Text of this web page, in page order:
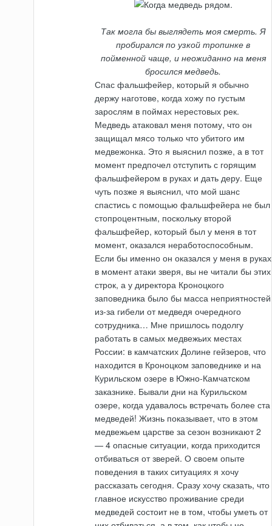
Так могла бы выглядеть моя смерть. Я
пробирался по узкой тропинке в
пойменной чаще, и неожиданно на меня
бросился медведь.
Спас фальшфейер, который я обычно
держу наготове, когда хожу по густым
зарослям в поймах нерестовых рек.
Медведь атаковал меня потому, что он
защищал мясо только что убитого им
медвежонка. Это я выяснил позже, а в тот
момент предпочел отступить с горящим
фальшфейером в руках и дать деру. Еще
чуть позже я выяснил, что мой шанс
спастись с помощью фальшфейера не был
стопроцентным, поскольку второй
фальшфейер, который был у меня в тот
момент, оказался неработоспособным.
Если бы именно он оказался у меня в руках
в момент атаки зверя, вы не читали бы этих
строк, а у директора Кроноцкого
заповедника было бы масса неприятностей
из-за гибели от медведя очередного
сотрудника… Мне пришлось подолгу
работать в самых медвежьих местах
России: в камчатских Долине гейзеров, что
находится в Кроноцком заповеднике и на
Курильском озере в Южно-Камчатском
заказнике. Бывали дни на Курильском
озере, когда удавалось встречать более ста
медведей! Жизнь показывает, что в этом
медвежьем царстве за сезон возникают 2
— 4 опасные ситуации, когда приходится
отбиваться от зверей. О своем опыте
поведения в таких ситуациях я хочу
рассказать сегодня. Сразу хочу сказать, что
главное искусство проживание среди
медведей состоит не в том, чтобы уметь от